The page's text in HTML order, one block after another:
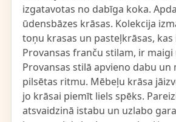
izgatavotas no dabīga koka.
ūdensbāzes krāsas. Kolekcija
toņu krasas un pasteļkrāsas,
Provansas franču stilam, ir
Provansas stilā apvieno dabu un
pilsētas ritmu. Mēbeļu krāsa
jo krāsai piemīt liels spēks.
atsvaidzinā istabu un uzlabo